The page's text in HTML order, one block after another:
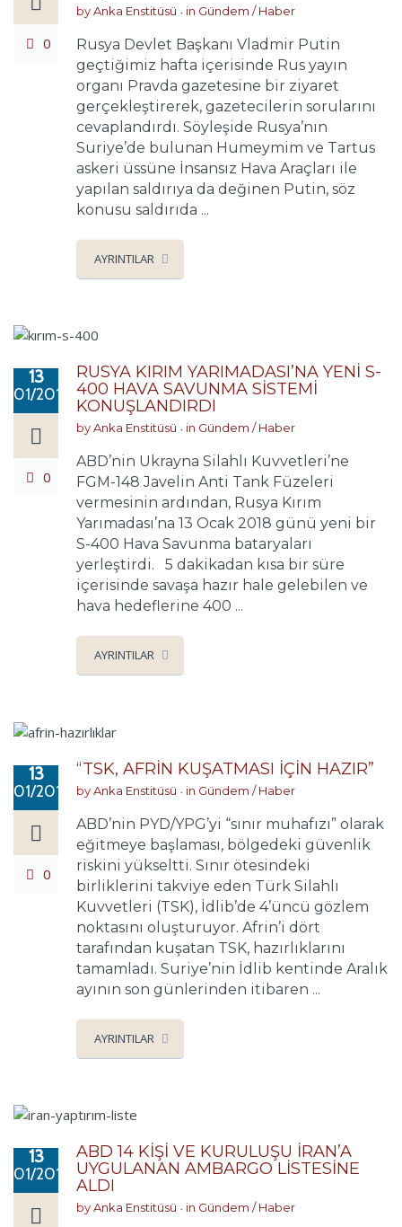
0
byAnka Enstitüsü in Gündem / Haber
Rusya Devlet Başkanı Vladmir Putin
geçtiğimiz hafta içerisinde Rus yayın
organı Pravda gazetesine bir ziyaret
gerçekleştirerek, gazetecilerin sorularını
cevaplandırdı. Söyleşide Rusya’nın
Suriye’de bulunan Humeymim ve Tartus
askeri üssüne İnsansız Hava Araçları ile
yapılan saldırıya da değinen Putin, söz
konusu saldırıda ...
AYRINTILAR
13
01/2018
0
RUSYA KIRIM YARIMADASI’NA YENİ S-
400 HAVA SAVUNMA SİSTEMİ
KONUŞLANDIRDI
byAnka Enstitüsü in Gündem / Haber
ABD’nin Ukrayna Silahlı Kuvvetleri’ne
FGM-148 Javelin Anti Tank Füzeleri
vermesinin ardından, Rusya Kırım
Yarımadası’na 13 Ocak 2018 günü yeni bir
S-400 Hava Savunma bataryaları
yerleştirdi. 5 dakikadan kısa bir süre
içerisinde savaşa hazır hale gelebilen ve
hava hedeflerine 400 ...
AYRINTILAR
13
01/2018
0
“TSK, AFRİN KUŞATMASI İÇİN HAZIR”
byAnka Enstitüsü in Gündem / Haber
ABD’nin PYD/YPG’yi “sınır muhafızı” olarak
eğitmeye başlaması, bölgedeki güvenlik
riskini yükseltti. Sınır ötesindeki
birliklerini takviye eden Türk Silahlı
Kuvvetleri (TSK), İdlib’de 4’üncü gözlem
noktasını oluşturuyor. Afrin’i dört
tarafından kuşatan TSK, hazırlıklarını
tamamladı. Suriye’nin İdlib kentinde Aralık
ayının son günlerinden itibaren ...
AYRINTILAR
13
01/2018
ABD 14 KİŞİ VE KURULUŞU İRAN’A
UYGULANAN AMBARGO LİSTESİNE
ALDI
byAnka Enstitüsü in Gündem / Haber